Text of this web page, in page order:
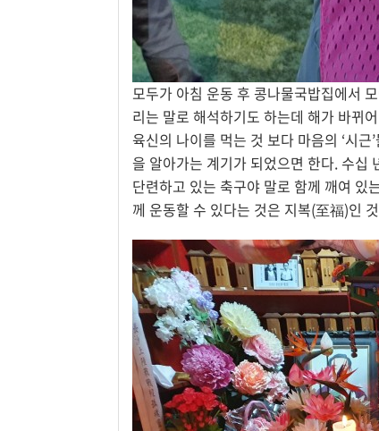
모두가 아침 운동 후 콩나물국밥집에서
리는 말로 해석하기도 하는데 해가 바뀌
육신의 나이를 먹는 것 보다 마음의 ‘시
을 알아가는 계기가 되었으면 한다. 수십
단련하고 있는 축구야 말로 함께 깨여 있
께 운동할 수 있다는 것은 지복(至福)인